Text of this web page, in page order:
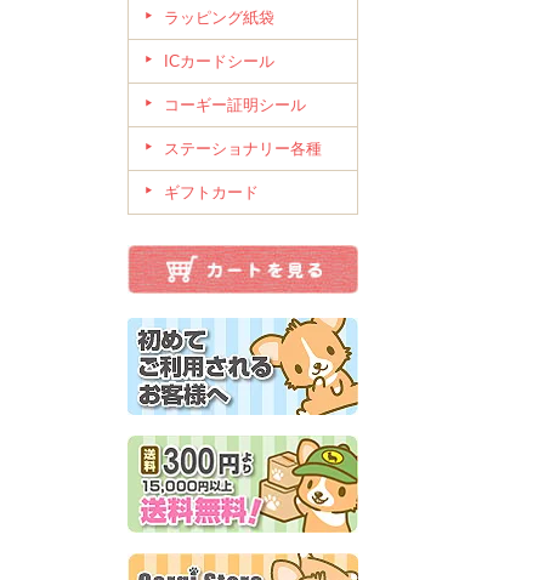
ラッピング紙袋
ICカードシール
コーギー証明シール
ステーショナリー各種
ギフトカード